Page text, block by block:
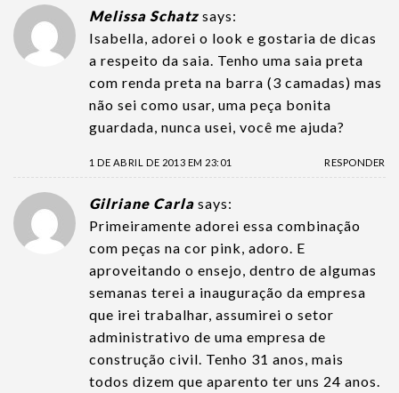
Melissa Schatz says:
Isabella, adorei o look e gostaria de dicas
a respeito da saia. Tenho uma saia preta
com renda preta na barra (3 camadas) mas
não sei como usar, uma peça bonita
guardada, nunca usei, você me ajuda?
1 DE ABRIL DE 2013 EM 23:01 RESPONDER
Gilriane Carla says:
Primeiramente adorei essa combinação
com peças na cor pink, adoro. E
aproveitando o ensejo, dentro de algumas
semanas terei a inauguração da empresa
que irei trabalhar, assumirei o setor
administrativo de uma empresa de
construção civil. Tenho 31 anos, mais
todos dizem que aparento ter uns 24 anos.